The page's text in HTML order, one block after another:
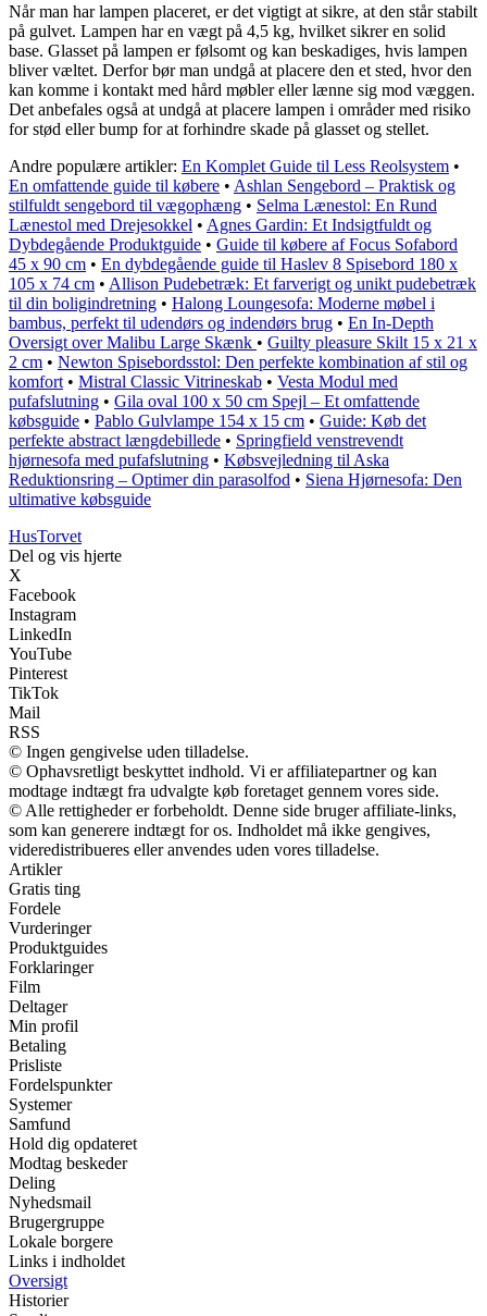
Når man har lampen placeret, er det vigtigt at sikre, at den står stabilt
på gulvet. Lampen har en vægt på 4,5 kg, hvilket sikrer en solid
base. Glasset på lampen er følsomt og kan beskadiges, hvis lampen
bliver væltet. Derfor bør man undgå at placere den et sted, hvor den
kan komme i kontakt med hård møbler eller lænne sig mod væggen.
Det anbefales også at undgå at placere lampen i områder med risiko
for stød eller bump for at forhindre skade på glasset og stellet.
Andre populære artikler: En Komplet Guide til Less Reolsystem •
En omfattende guide til købere • Ashlan Sengebord – Praktisk og
stilfuldt sengebord til vægophæng • Selma Lænestol: En Rund
Lænestol med Drejesokkel • Agnes Gardin: Et Indsigtfuldt og
Dybdegående Produktguide • Guide til købere af Focus Sofabord
45 x 90 cm • En dybdegående guide til Haslev 8 Spisebord 180 x
105 x 74 cm • Allison Pudebetræk: Et farverigt og unikt pudebetræk
til din boligindretning • Halong Loungesofa: Moderne møbel i
bambus, perfekt til udendørs og indendørs brug • En In-Depth
Oversigt over Malibu Large Skænk • Guilty pleasure Skilt 15 x 21 x
2 cm • Newton Spisebordsstol: Den perfekte kombination af stil og
komfort • Mistral Classic Vitrineskab • Vesta Modul med
pufafslutning • Gila oval 100 x 50 cm Spejl – Et omfattende
købsguide • Pablo Gulvlampe 154 x 15 cm • Guide: Køb det
perfekte abstract længdebillede • Springfield venstrevendt
hjørnesofa med pufafslutning • Købsvejledning til Aska
Reduktionsring – Optimer din parasolfod • Siena Hjørnesofa: Den
ultimative købsguide
HusTorvet
Del og vis hjerte
X
Facebook
Instagram
LinkedIn
YouTube
Pinterest
TikTok
Mail
RSS
© Ingen gengivelse uden tilladelse.
© Ophavsretligt beskyttet indhold. Vi er affiliatepartner og kan
modtage indtægt fra udvalgte køb foretaget gennem vores side.
© Alle rettigheder er forbeholdt. Denne side bruger affiliate-links,
som kan generere indtægt for os. Indholdet må ikke gengives,
videredistribueres eller anvendes uden vores tilladelse.
Artikler
Gratis ting
Fordele
Vurderinger
Produktguides
Forklaringer
Film
Deltager
Min profil
Betaling
Prisliste
Fordelspunkter
Systemer
Samfund
Hold dig opdateret
Modtag beskeder
Deling
Nyhedsmail
Brugergruppe
Lokale borgere
Links i indholdet
Oversigt
Historier